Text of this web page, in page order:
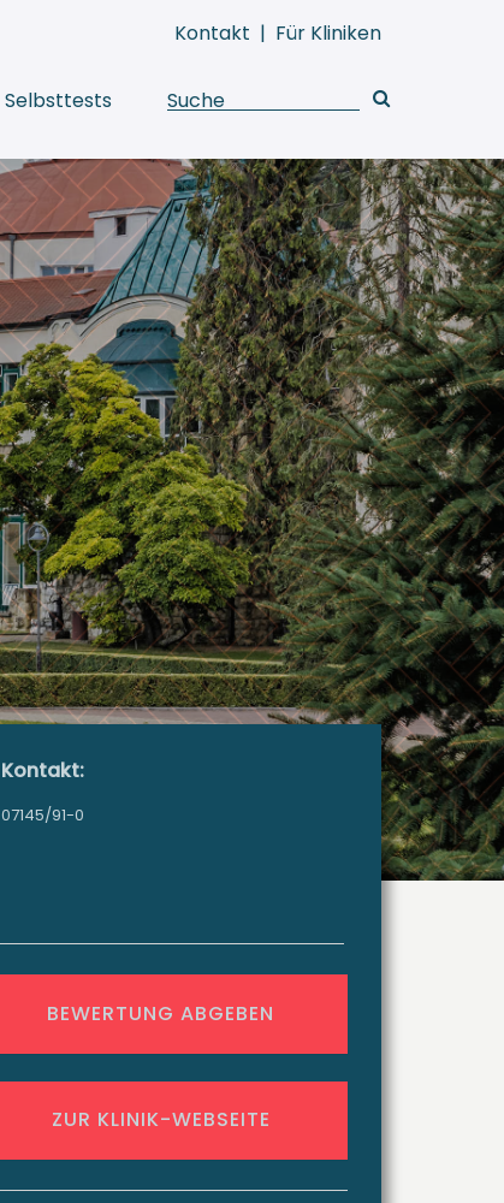
Kontakt | Für Kliniken
Selbsttests
Kontakt:
07145/91-0
BEWERTUNG ABGEBEN
ZUR KLINIK-WEBSEITE